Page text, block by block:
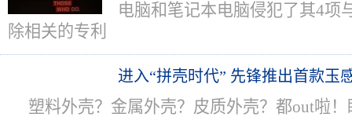
电脑和笔记本电脑侵犯了其4项
除相关的专利
进入“拼壳时代” 先锋推出首款玉
塑料外壳？金属外壳？皮质外壳？都out啦